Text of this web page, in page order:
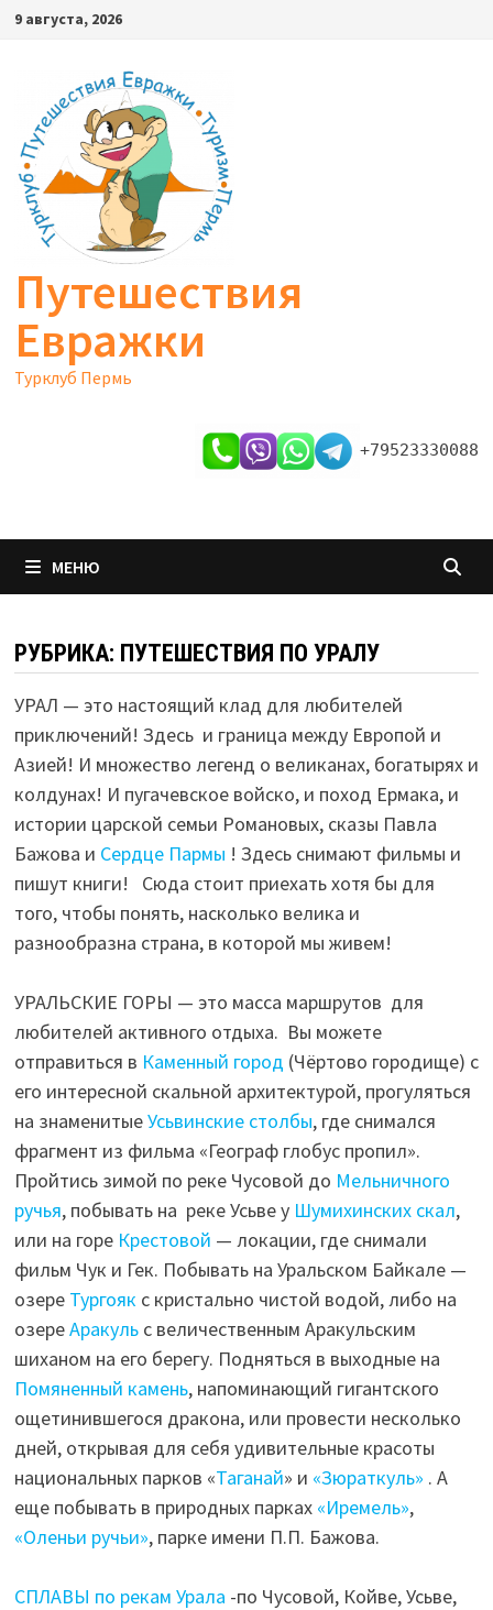
Перейти
содержимому
9 августа, 2026
Путешествия
Евражки
Турклуб Пермь
+79523330088
МЕНЮ
РУБРИКА: ПУТЕШЕСТВИЯ ПО УРАЛУ
УРАЛ — это настоящий клад для любителей
приключений! Здесь и граница между Европой и
Азией! И множество легенд о великанах, богатырях и
колдунах! И пугачевское войско, и поход Ермака, и
истории царской семьи Романовых, сказы Павла
Бажова и Сердце Пармы ! Здесь снимают фильмы и
пишут книги! Сюда стоит приехать хотя бы для
того, чтобы понять, насколько велика и
разнообразна страна, в которой мы живем!
УРАЛЬСКИЕ ГОРЫ — это масса маршрутов для
любителей активного отдыха. Вы можете
отправиться в Каменный город (Чёртово городище) с
его интересной скальной архитектурой, прогуляться
на знаменитыеУсьвинские столбы, где снимался
фрагмент из фильма «Географ глобус пропил».
Пройтись зимой по реке Чусовой до Мельничного
ручья, побывать на реке Усьве у Шумихинских скал,
или на горе Крестовой — локации, где снимали
фильм Чук и Гек. Побывать на Уральском Байкале —
озереТургояк с кристально чистой водой, либо на
озереАракульс величественным Аракульским
шиханом на его берегу. Подняться в выходные на
Помяненный камень, напоминающий гигантского
ощетинившегося дракона, или провести несколько
дней, открывая для себя удивительные красоты
национальных парков «Таганай» и «Зюраткуль» . А
еще побывать в природных парках «Иремель»,
«Оленьи ручьи», парке имени П.П. Бажова.
СПЛАВЫ по рекам Урала -по Чусовой, Койве, Усьве,